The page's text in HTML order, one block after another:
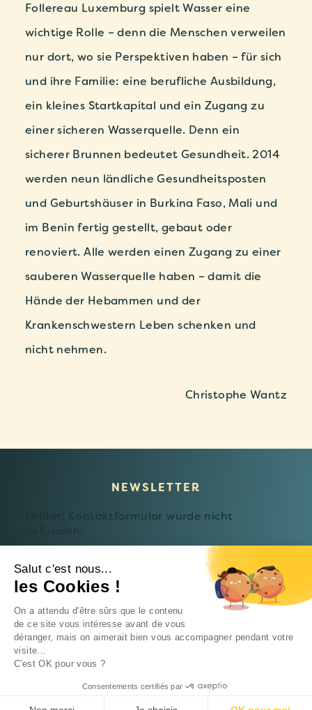
Follereau Luxemburg spielt Wasser eine
wichtige Rolle – denn die Menschen verweilen
nur dort, wo sie Perspektiven haben – für sich
und ihre Familie: eine berufliche Ausbildung,
ein kleines Startkapital und ein Zugang zu
einer sicheren Wasserquelle. Denn ein
sicherer Brunnen bedeutet Gesundheit. 2014
werden neun ländliche Gesundheitsposten
und Geburtshäuser in Burkina Faso, Mali und
im Benin fertig gestellt, gebaut oder
renoviert. Alle werden einen Zugang zu einer
sauberen Wasserquelle haben – damit die
Hände der Hebammen und der
Krankenschwestern Leben schenken und
nicht nehmen.
Christophe Wantz
NEWSLETTER
Kontaktformular wurde nicht
Datenschutzerklärung
EineIntrepid-Studio-Website
Salut c'est nous...
les Cookies !
On a attendu d'être sûrs que le contenu
de ce site vous intéresse avant de vous
déranger, mais on aimerait bien vous accompagner pendant votre
visite...
C'est OK pour vous ?
Consentements certifiés par